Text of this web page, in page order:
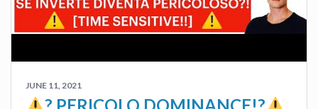
JUNE 11, 2021